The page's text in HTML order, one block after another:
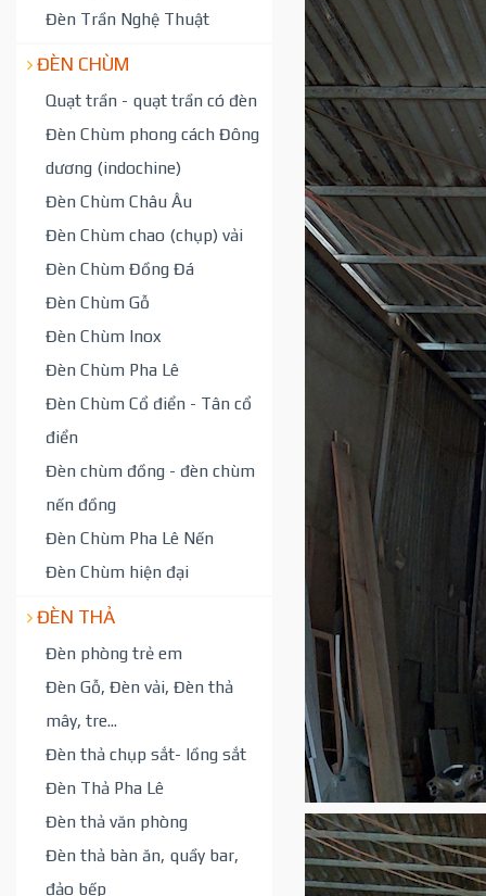
Đèn Trần Nghệ Thuật
ĐÈN CHÙM
Quạt trần - quạt trần có đèn
Đèn Chùm phong cách Đông
dương (indochine)
Đèn Chùm Châu Âu
Đèn Chùm chao (chụp) vải
Đèn Chùm Đồng Đá
Đèn Chùm Gỗ
Đèn Chùm Inox
Đèn Chùm Pha Lê
Đèn Chùm Cổ điển - Tân cổ
điển
Đèn chùm đồng - đèn chùm
nến đồng
Đèn Chùm Pha Lê Nến
Đèn Chùm hiện đại
ĐÈN THẢ
Đèn phòng trẻ em
Đèn Gỗ, Đèn vải, Đèn thả
mây, tre...
Đèn thả chụp sắt- lồng sắt
Đèn Thả Pha Lê
Đèn thả văn phòng
Đèn thả bàn ăn, quầy bar,
đảo bếp